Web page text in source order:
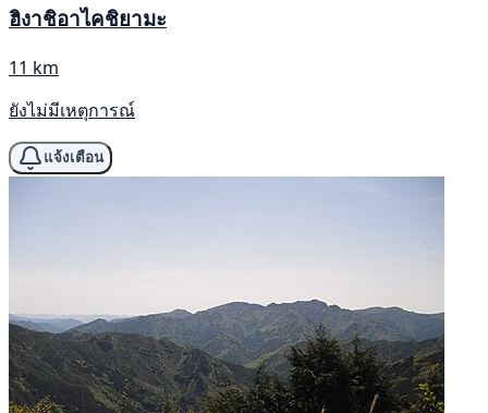
ฮิงาชิอาไคชิยามะ
11 km
ยังไม่มีเหตุการณ์
แจ้งเตือน